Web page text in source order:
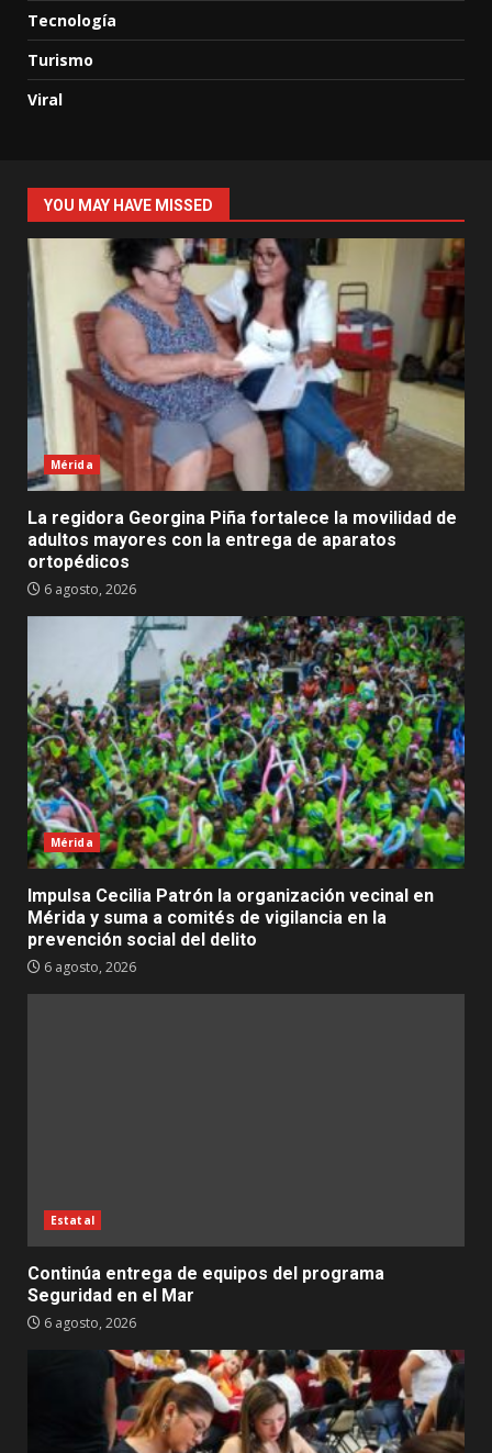
Tecnología
Turismo
Viral
YOU MAY HAVE MISSED
Mérida
La regidora Georgina Piña fortalece la movilidad de
adultos mayores con la entrega de aparatos
ortopédicos
6 agosto, 2026
Mérida
Impulsa Cecilia Patrón la organización vecinal en
Mérida y suma a comités de vigilancia en la
prevención social del delito
6 agosto, 2026
Estatal
Continúa entrega de equipos del programa
Seguridad en el Mar
6 agosto, 2026